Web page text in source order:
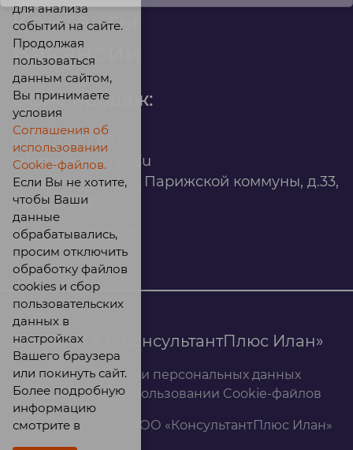
Контакты
Вакансии
Офис продаж:
infomarket@ilan.su
г. Красноярск, ул. Парижской коммуны, д.33,
помещ. 302
ИНН: 2465263327
© 2026 ООО «КонсультантПлюс Илан»
Политика обработки персональных данных
Соглашение об использовании Cookie-файлов
Результаты СОУТ ООО «КонсультантПлюс Илан»
для анализа
событий на сайте.
Продолжая
пользоваться
данным сайтом,
Вы принимаете
условия
Соглашения об
использовании
Cookie-файлов.
Если Вы не хотите,
чтобы Ваши
данные
обрабатывались,
просим отключить
обработку файлов
cookies и сбор
пользовательских
данных в
настройках
Вашего браузера
или покинуть сайт.
Более подробную
информацию
смотрите в